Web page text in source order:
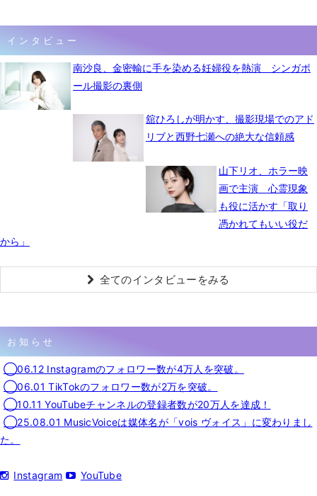
インタビュー
南沙良、金密輸に手を染める妊婦役を熱演 シンガポ
ール撮影の裏側
舘ひろしが明かす、撮影現場でのアド
リブと西野七瀬への絶大な信頼感
山下リオ、ホラー映
画で主演 心霊現象
も役に活かす「取り
憑かれてもいい役だ
から」
全てのインタビューをみる
お知らせ
◯06.12 Instagramのフォロワー数が4万人を突破。
◯06.01 TikTokのフォロワー数が2万を突破。
◯10.11 YouTubeチャンネルの登録者数が20万人を達成！
◯25.08.01 MusicVoiceは媒体名が「vois ヴォイス」に変わりまし
た。
Instagram YouTube